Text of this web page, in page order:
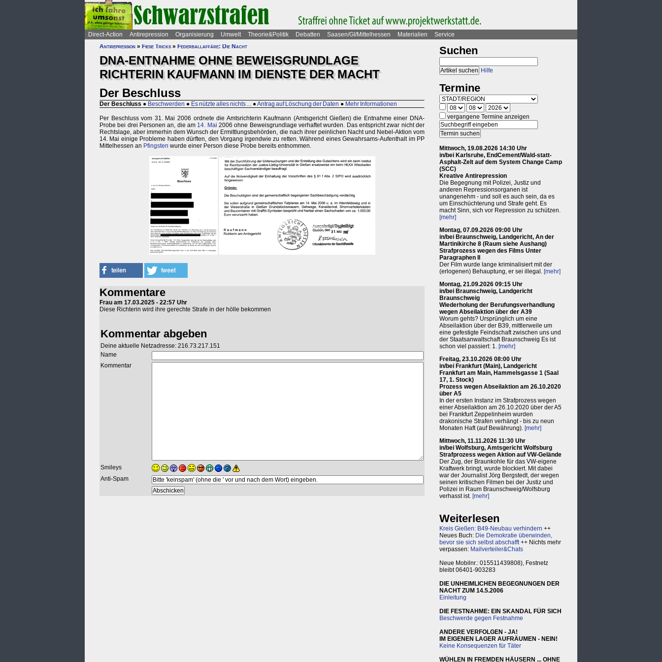
Direct-Action Antirepression Organisierung Umwelt Theorie&Politik Debatten Saasen/GI/Mittelhessen Materialien
Service
Antirepression » Fiese Tricks » Federballaffäre: Die Nacht
DNA-ENTNAHME OHNE BEWEISGRUNDLAGE
RICHTERIN KAUFMANN IM DIENSTE DER MACHT
Der Beschluss
Der Beschluss ● Beschwerden ● Es nützte alles nichts ... ●Antrag auf Löschung der Daten ● Mehr Informationen
Per Beschluss vom 31. Mai 2006 ordnete die Amtsrichterin Kaufmann (Amtsgericht Gießen) die Entnahme einer DNA-
Probe bei drei Personen an, die am 14. Mai 2006 ohne Beweisgrundlage verhaftet wurden. Das entspricht zwar nicht der
Rechtslage, aber immerhin dem Wunsch der Ermittlungsbehörden, die nach ihrer peinlichen Nacht und Nebel-Aktion vom
14. Mai einige Probleme haben dürften, den Vorgang irgendwie zu retten. Während eines Gewahrsams-Aufenthalt im PP
Mittelhessen an Pfingsten wurde einer Person diese Probe bereits entnommen.
Kommentare
Frau am 17.03.2025 - 22:57 Uhr
Diese Richterin wird ihre gerechte Strafe in der hölle bekommen
Kommentar abgeben
Deine aktuelle Netzadresse: 216.73.217.151
Name
Kommentar
Smileys
Anti-Spam
Suchen
Hilfe
Termine
vergangene Termine anzeigen
Mittwoch, 19.08.2026 14:30 Uhr
in/bei Karlsruhe, EndCement/Wald-statt-
Asphalt-Zelt auf dem System Change Camp
(SCC)
Kreative Antirepression
Die Begegnung mit Polizei, Justiz und
anderen Repressionsorganen ist
unangenehm - und soll es auch sein, da es
um Einschüchterung und Strafe geht. Es
macht Sinn, sich vor Repression zu schützen.
[mehr]
Montag, 07.09.2026 09:00 Uhr
in/bei Braunschweig, Landgericht, An der
Martinikirche 8 (Raum siehe Aushang)
Strafprozess wegen des Films Unter
Paragraphen II
Der Film wurde lange kriminalisiert mit der
(erlogenen) Behauptung, er sei illegal. [mehr]
Montag, 21.09.2026 09:15 Uhr
in/bei Braunschweig, Landgericht
Braunschweig
Wiederholung der Berufungsverhandlung
wegen Abseilaktion über der A39
Worum gehts? Ursprünglich um eine
Abseilaktion über der B39, mittlerweile um
eine gefestigte Feindschaft zwischen uns und
der Staatsanwaltschaft Braunschweig Es ist
schon viel passiert: 1. [mehr]
Freitag, 23.10.2026 08:00 Uhr
in/bei Frankfurt (Main), Landgericht
Frankfurt am Main, Hammelsgasse 1 (Saal
17, 1. Stock)
Prozess wegen Abseilaktion am 26.10.2020
über A5
In der ersten Instanz im Strafprozess wegen
einer Abseilaktion am 26.10.2020 über der A5
bei Frankfurt Zeppelinheim wurden
drakonische Strafen verhängt - bis zu neun
Monaten Haft (auf Bewährung). [mehr]
Mittwoch, 11.11.2026 11:30 Uhr
in/bei Wolfsburg, Amtsgericht Wolfsburg
Strafprozess wegen Aktion auf VW-Gelände
Der Zug, der Braunkohle für das VW-eigene
Kraftwerk bringt, wurde blockiert. Mit dabei
war der Journalist Jörg Bergstedt, der wegen
seinen kritischen Filmen bei der Justiz und
Polizei in Raum Braunschweig/Wolfsburg
verhasst ist. [mehr]
Weiterlesen
Kreis Gießen: B49-Neubau verhindern ++
Neues Buch: Die Demokratie überwinden,
bevor sie sich selbst abschafft++ Nichts mehr
verpassen: Mailverteiler&Chats
Neue Mobilnr.: 015511439808), Festnetz
bleibt 06401-903283
DIE UNHEIMLICHEN BEGEGNUNGEN DER
NACHT ZUM 14.5.2006
Einleitung
DIE FESTNAHME: EIN SKANDAL FÜR SICH
Beschwerde gegen Festnahme
ANDERE VERFOLGEN - JA!
IM EIGENEN LAGER AUFRÄUMEN - NEIN!
Keine Konsequenzen für Täter
WÜHLEN IN FREMDEN HÄUSERN ... OHNE